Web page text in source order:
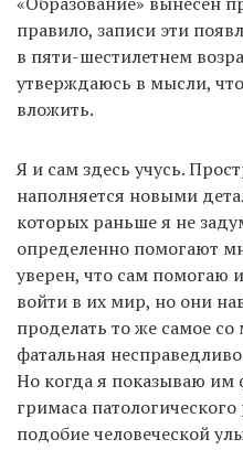
правило, записи эти
в пяти-шестилетнем
утверждаюсь в мысли,
вложить.
Я и сам здесь учусь.
наполняется новыми
которых раньше я не
определенно помогают
уверен, что сам помогаю
войти в их мир, но они
проделать то же самое
фатальная
Но когда я показываю им
гримаса
подобие человеческой